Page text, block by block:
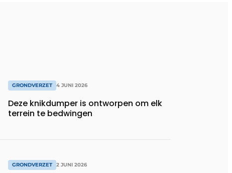
GRONDVERZET 4 JUNI 2026
Deze knikdumper is ontworpen om elk
terrein te bedwingen
GRONDVERZET 2 JUNI 2026